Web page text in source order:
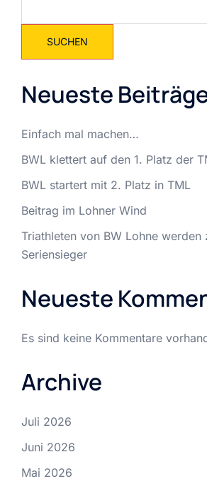
SUCHEN
Neueste
Einfach mal machen…
BWL klettert auf den 1. Platz der
BWL startert mit 2. Platz in TML
Beitrag im Lohner Wind
Triathleten von BW Lohne werden
Seriensieger
Neueste
Es sind keine Kommentare
Archive
Juli 2026
Juni 2026
Mai 2026